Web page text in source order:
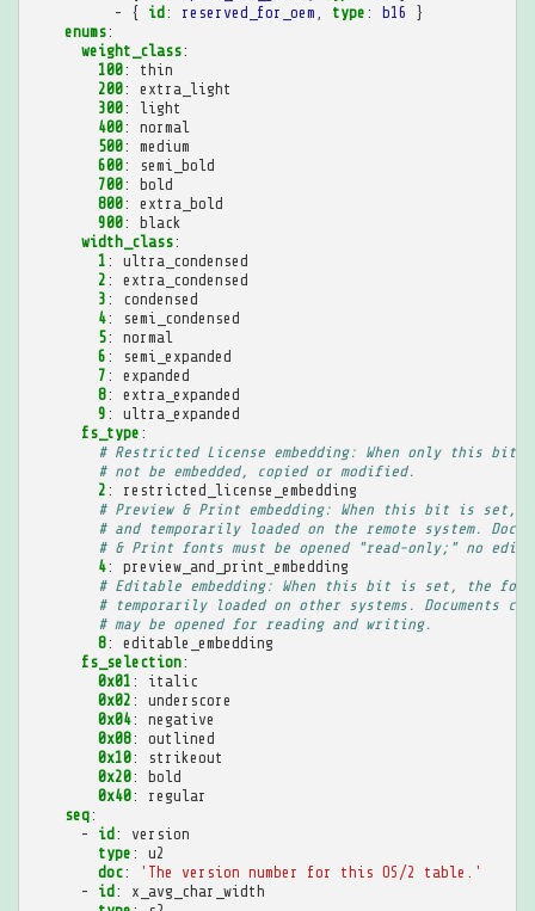
-
{ id : reserved_for_oem type : b16
}
enums:
weight_class:
100:
thin
200:
extra_light
300:
light
400:
normal
500:
medium
600:
semi_bold
700:
bold
800:
extra_bold
900:
black
width_class:
1 :
ultra_condensed
2 :
extra_condensed
3 :
condensed
4:
semi_condensed
5:
normal
6 :
semi_expanded
7 :
expanded
8:
extra_expanded
9 :
ultra_expanded
fs_type :
# Restricted License embedding: When only this
# not be embedded, copied or modified.
2 :
restricted_license_embedding
# Preview & Print embedding: When this bit is set,
# and temporarily loaded on the remote system.
# & Print fonts must be opened "read-only;" no
4:
preview_and_print_embedding
# Editable embedding: When this bit is set, the font
# temporarily loaded on other systems. Documents
# may be opened for reading and writing.
8:
editable_embedding
fs_selection:
0x01 :
italic
0x02 :
underscore
0x04:
negative
0x08:
outlined
0x10:
strikeout
0x20:
bold
0x40:
regular
seq:
-
id :
version
type :
u2
doc: 'The version number for this OS/2
table.'
-
id :
x_avg_char_width